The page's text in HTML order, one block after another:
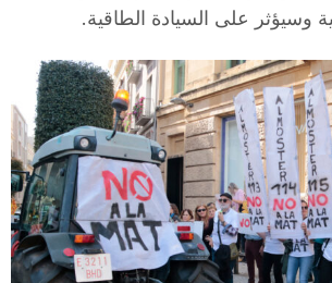
وسيؤثر على السيادة الطاقية.